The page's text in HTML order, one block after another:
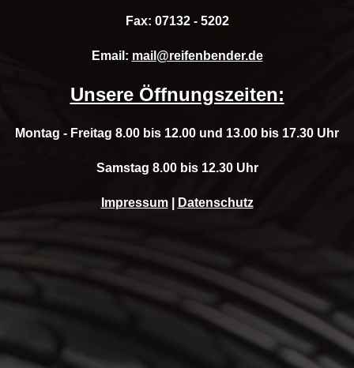
Fax: 07132 - 5202
Email: mail@reifenbender.de
Unsere Öffnungszeiten:
Montag - Freitag 8.00 bis 12.00 und 13.00 bis 17.30 Uhr
Samstag 8.00 bis 12.30 Uhr
Impressum| Datenschutz